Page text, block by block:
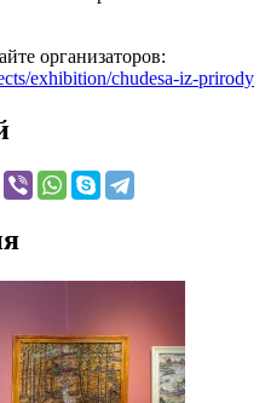
организаторов:
exhibition/chudesa-iz-prirody